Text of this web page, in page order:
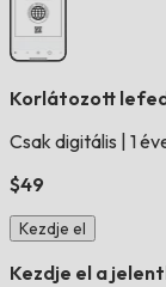
Korlátozott
Csak digitális 1
$49
Kezdje el
Kezdje el a